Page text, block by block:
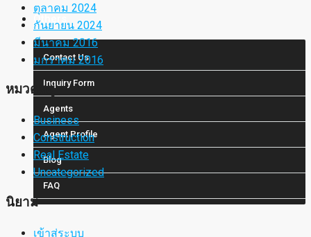
Others
Contact Us
Inquiry Form
Agents
Agent Profile
Blog
FAQ
ตุลาคม 2024
กันยายน 2024
มีนาคม 2016
มกราคม 2016
หมวดหมู่
Business
Construction
Real Estate
Uncategorized
นิยาม
เข้าสู่ระบบ